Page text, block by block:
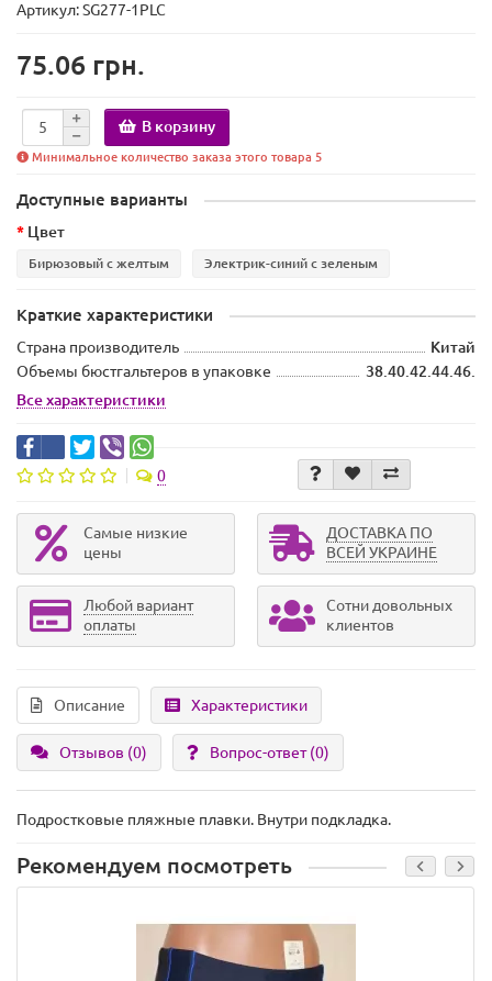
Артикул: SG277-1PLC
75.06 грн.
В корзину
Минимальное количество заказа этого товара 5
Доступные варианты
Цвет
Бирюзовый с желтым Электрик-синий с зеленым
Краткие характеристики
Страна производитель
Китай
Объемы бюстгальтеров в упаковке
38.40.42.44.46.
Все характеристики
0
Самые низкие
цены
ДОСТАВКА ПО
ВСЕЙ УКРАИНЕ
Любой вариант
оплаты
Сотни довольных
клиентов
Описание Характеристики
Отзывов (0) Вопрос-ответ(0)
Подростковые пляжные плавки. Внутри подкладка.
Рекомендуем посмотреть